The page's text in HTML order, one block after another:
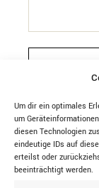
Um dir ein optimales
um
diesen Technologien
eindeutige IDs auf
erteilst oder
beeinträchtigt werden.
Lost your